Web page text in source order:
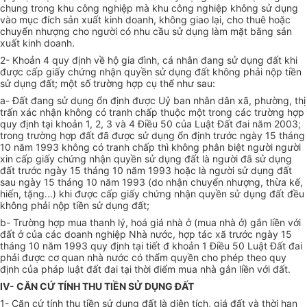
chung trong khu công nghiệp mà khu công nghiệp không sử dụng
vào mục đích sản xuất kinh doanh, không giao lại, cho thuê hoặc
chuyển nhượng cho người có nhu cầu sử dụng làm mặt bằng sản
xuất kinh doanh.
2- Khoản 4 quy định về hộ gia đình, cá nhân đang sử dụng đất khi
được cấp giấy chứng nhận quyền sử dụng đất không phải nộp tiền
sử dụng đất; một số trường hợp cụ thể như sau:
a- Đất đang sử dụng ổn định được Uỷ ban nhân dân xã, phường, thị
trấn xác nhận không có tranh chấp thuộc một trong các trường hợp
quy định tại khoản 1, 2, 3 và 4 Điều 50 của Luật Đất đai năm 2003;
trong trường hợp đất đã được sử dụng ổn định trước ngày 15 tháng
10 năm 1993 không có tranh chấp thì không phân biệt người người
xin cấp giấy chứng nhận quyền sử dụng đất là người đã sử dụng
đất trước ngày 15 tháng 10 năm 1993 hoặc là người sử dụng đất
sau ngày 15 tháng 10 năm 1993 (do nhận chuyển nhượng, thừa kế,
hiến, tặng...) khi được cấp giấy chứng nhận quyền sử dụng đất đều
không phải nộp tiền sử dụng đất;
b- Trường hợp mua thanh lý, hoá giá nhà ở (mua nhà ở) gắn liền với
đất ở của các doanh nghiệp Nhà nước, hợp tác xã trước ngày 15
tháng 10 năm 1993 quy định tại tiết đ khoản 1 Điều 50 Luật Đất đai
phải được cơ quan nhà nước có thẩm quyền cho phép theo quy
định của pháp luật đất đai tại thời điểm mua nhà gắn liền với đất.
IV- CĂN CỨ TÍNH THU TIỀN SỬ DỤNG ĐẤT
1- Căn cứ tính thu tiền sử dụng đất là diện tích, giá đất và thời hạn